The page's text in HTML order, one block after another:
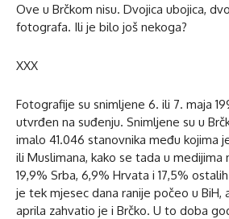
Ove u Brčkom nisu. Dvojica ubojica,
fotografa. Ili je bilo još nekoga?
XXX
Fotografije su snimljene 6. ili 7. maja
utvrđen na suđenju. Snimljene su u
imalo 41.046 stanovnika među kojima
ili Muslimana, kako se tada u medijima
19,9% Srba, 6,9% Hrvata i 17,5%
je tek mjesec dana ranije počeo u BiH,
aprila zahvatio je i Brčko. U to doba